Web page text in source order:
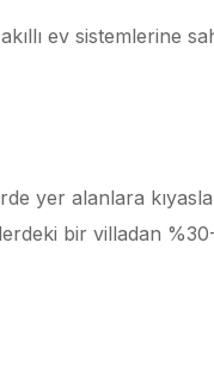
ev sistemlerine
yer alanlara kıyasla
bir villadan